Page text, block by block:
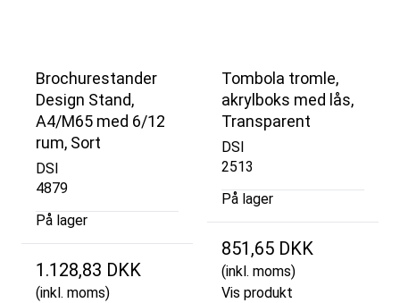
Brochurestander
Design Stand,
A4/M65 med 6/12
rum, Sort
DSI
4879
På lager
1.128,83 DKK
(inkl. moms)
Tombola tromle,
akrylboks med lås,
Transparent
DSI
2513
På lager
851,65 DKK
(inkl. moms)
Vis produkt